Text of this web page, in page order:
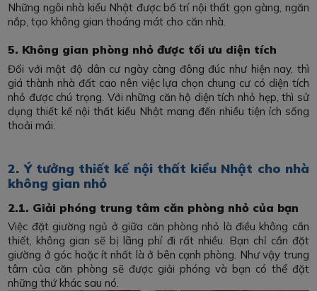
Những ngôi nhà kiểu Nhật được bố trí nội thất gọn gàng, ngăn
nắp, tạo không gian thoáng mát cho căn nhà.
5. Không gian phòng nhỏ được tối ưu diện tích
Đối với mật độ dân cư ngày càng đông đúc như hiện nay, thì
giá thành nhà đất cao nên việc lựa chọn chung cư có diện tích
nhỏ được chú trọng. Với những căn hộ diện tích nhỏ hẹp, thì sử
dụng thiết kế nội thất kiểu Nhật mang đến nhiều tiện ích sống
thoải mái.
2. Ý tưởng thiết kế nội thất kiểu Nhật cho nhà
không gian nhỏ
2.1. Giải phóng trung tâm căn phòng nhỏ của bạn
Việc đặt giường ngủ ở giữa căn phòng nhỏ là điều không cần
thiết, không gian sẽ bị lãng phí đi rất nhiều. Bạn chỉ cần đặt
giường ở góc hoặc ít nhất là ở bên cạnh phòng. Như vậy trung
tâm của căn phòng sẽ được giải phóng và bạn có thể đặt
những thứ khác sau nó.